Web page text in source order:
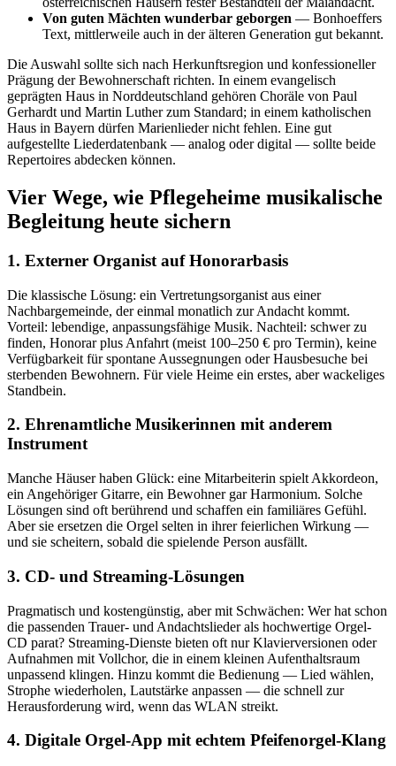
Von guten Mächten wunderbar geborgen — Bonhoeffers
Text, mittlerweile auch in der älteren Generation gut bekannt.
Die Auswahl sollte sich nach Herkunftsregion und konfessioneller
Prägung der Bewohnerschaft richten. In einem evangelisch
geprägten Haus in Norddeutschland gehören Choräle von Paul
Gerhardt und Martin Luther zum Standard; in einem katholischen
Haus in Bayern dürfen Marienlieder nicht fehlen. Eine gut
aufgestellte Liederdatenbank — analog oder digital — sollte beide
Repertoires abdecken können.
Vier Wege, wie Pflegeheime musikalische
Begleitung heute sichern
1. Externer Organist auf Honorarbasis
Die klassische Lösung: ein Vertretungsorganist aus einer
Nachbargemeinde, der einmal monatlich zur Andacht kommt.
Vorteil: lebendige, anpassungsfähige Musik. Nachteil: schwer zu
finden, Honorar plus Anfahrt (meist 100–250 € pro Termin), keine
Verfügbarkeit für spontane Aussegnungen oder Hausbesuche bei
sterbenden Bewohnern. Für viele Heime ein erstes, aber wackeliges
Standbein.
2. Ehrenamtliche Musikerinnen mit anderem
Instrument
Manche Häuser haben Glück: eine Mitarbeiterin spielt Akkordeon,
ein Angehöriger Gitarre, ein Bewohner gar Harmonium. Solche
Lösungen sind oft berührend und schaffen ein familiäres Gefühl.
Aber sie ersetzen die Orgel selten in ihrer feierlichen Wirkung —
und sie scheitern, sobald die spielende Person ausfällt.
3. CD- und Streaming-Lösungen
Pragmatisch und kostengünstig, aber mit Schwächen: Wer hat schon
die passenden Trauer- und Andachtslieder als hochwertige Orgel-
CD parat? Streaming-Dienste bieten oft nur Klavierversionen oder
Aufnahmen mit Vollchor, die in einem kleinen Aufenthaltsraum
unpassend klingen. Hinzu kommt die Bedienung — Lied wählen,
Strophe wiederholen, Lautstärke anpassen — die schnell zur
Herausforderung wird, wenn das WLAN streikt.
4. Digitale Orgel-App mit echtem Pfeifenorgel-Klang